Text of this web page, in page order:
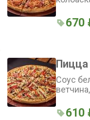
670
Соус
610